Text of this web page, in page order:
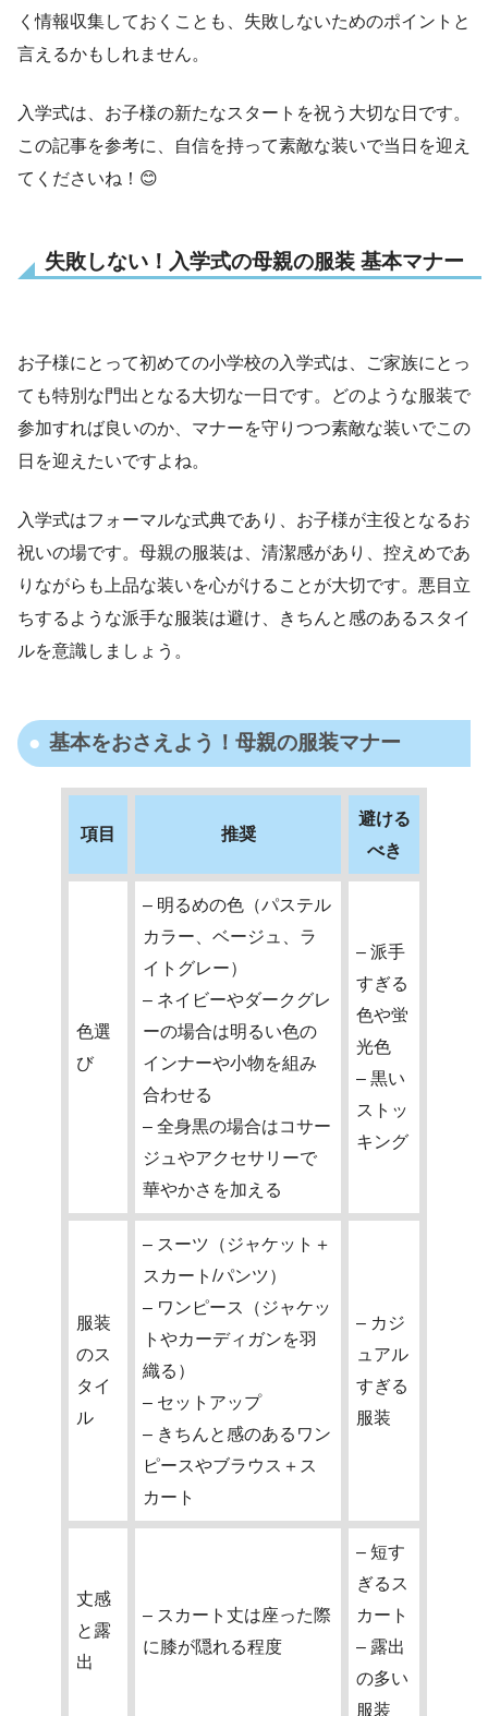
く情報収集しておくことも、失敗しないためのポイントと
言えるかもしれません。
入学式は、お子様の新たなスタートを祝う大切な日です。
この記事を参考に、自信を持って素敵な装いで当日を迎え
てくださいね！😊
失敗しない！入学式の母親の服装 基本マナー
お子様にとって初めての小学校の入学式は、ご家族にとっ
ても特別な門出となる大切な一日です。どのような服装で
参加すれば良いのか、マナーを守りつつ素敵な装いでこの
日を迎えたいですよね。
入学式はフォーマルな式典であり、お子様が主役となるお
祝いの場です。母親の服装は、清潔感があり、控えめであ
りながらも上品な装いを心がけることが大切です。悪目立
ちするような派手な服装は避け、きちんと感のあるスタイ
ルを意識しましょう。
基本をおさえよう！母親の服装マナー
項目 推奨
避ける
べき
色選
び
– 明るめの色（パステル
カラー、ベージュ、ラ
イトグレー）
– ネイビーやダークグレ
ーの場合は明るい色の
インナーや小物を組み
合わせる
– 全身黒の場合はコサー
ジュやアクセサリーで
華やかさを加える
– 派手
すぎる
色や蛍
光色
– 黒い
ストッ
キング
服装
のス
タイ
ル
– スーツ（ジャケット＋
スカート/パンツ）
– ワンピース（ジャケッ
トやカーディガンを羽
織る）
– セットアップ
– きちんと感のあるワン
ピースやブラウス＋ス
カート
– カジ
ュアル
すぎる
服装
丈感
と露
出
– スカート丈は座った際
に膝が隠れる程度
– 短す
ぎるス
カート
– 露出
の多い
服装